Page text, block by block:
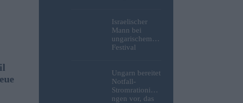
umgeleitet
haben?
Israelischer
Mann bei
ungarischem
Festival
Ungarn bereitet
Notfall-
Stromrationieru
ngen vor, das